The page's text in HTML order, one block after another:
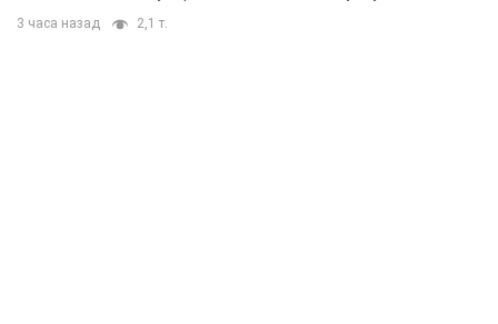
3 часа назад 2,1 т.